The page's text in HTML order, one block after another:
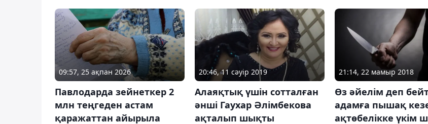
09:57, 25 ақпан 2026
Павлодарда зейнеткер 2
млн теңгеден астам
қаражаттан айырыла
20:46, 11 сәуір 2019
Алаяқтық үшін сотталған
әнші Гаухар Әлімбекова
ақталып шықты
21:14, 22 мамыр 2018
Өз әйелім деп
адамға пышақ
ақтөбелікке үкім